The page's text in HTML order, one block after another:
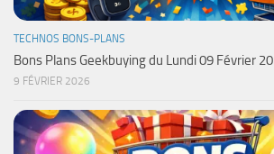
TECHNOS BONS-PLANS
Bons Plans Geekbuying du Lundi 09 Février
9 FÉVRIER 2026